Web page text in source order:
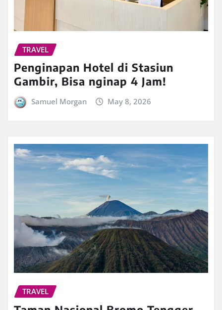
TRAVEL
Penginapan Hotel di Stasiun
Gambir, Bisa nginap 4 Jam!
Samuel Morgan May 8, 2026
TRAVEL